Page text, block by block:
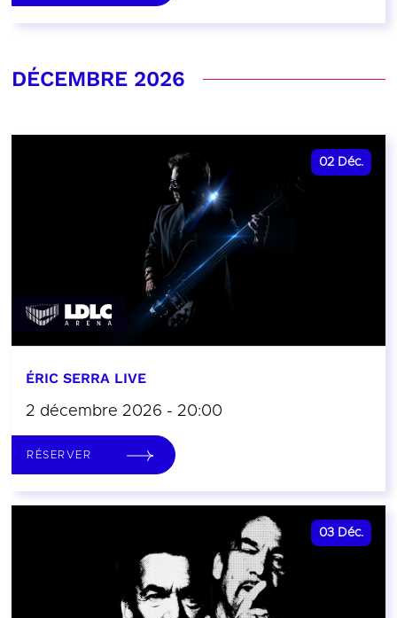
DÉCEMBRE 2026
02 Déc.
ÉRIC SERRA LIVE
2 décembre 2026 - 20:00
RÉSERVER
03 Déc.